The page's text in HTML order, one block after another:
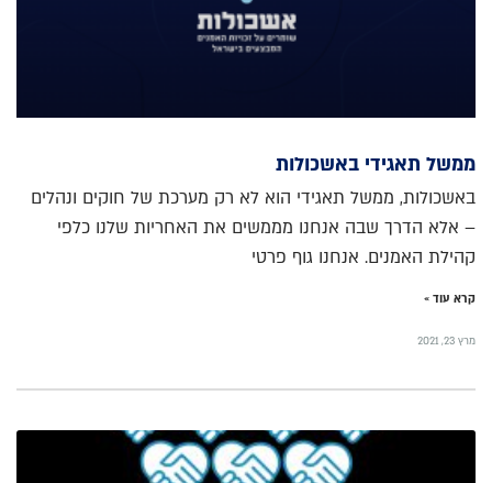
ממשל תאגידי באשכולות
באשכולות, ממשל תאגידי הוא לא רק מערכת של חוקים ונהלים
– אלא הדרך שבה אנחנו מממשים את האחריות שלנו כלפי
קהילת האמנים. אנחנו גוף פרטי
קרא עוד »
מרץ 23, 2021